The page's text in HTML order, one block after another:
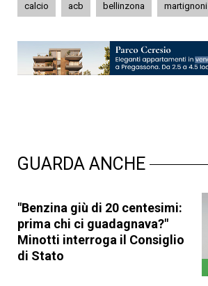
calcio acb bellinzona martignoni
GUARDA ANCHE
"Benzina giù di 20 centesimi:
prima chi ci guadagnava?"
Minotti interroga il Consiglio
di Stato